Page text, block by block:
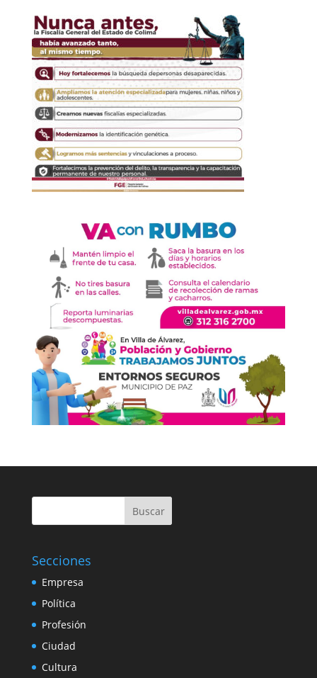
Buscar
Secciones
Empresa
Política
Profesión
Ciudad
Cultura